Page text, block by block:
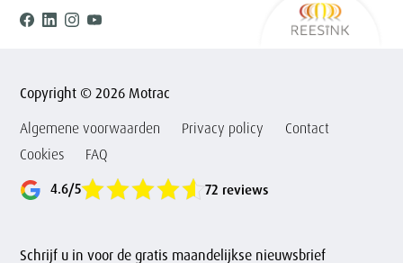
Facebook
LinkedinInstagram
Youtube
Copyright © 2026 Motrac
Algemene voorwaarden
Privacy policy
Contact
Cookies
FAQ
4.6/5 72 reviews
Schrijf u in voor de gratis maandelijkse nieuwsbrief